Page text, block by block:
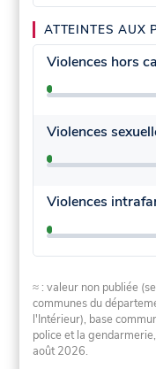
ATTEINTES AUX
Violences hors
Violences
Violences
≈ : valeur non publiée
communes du
l'Intérieur), base
police et la
août 2026.